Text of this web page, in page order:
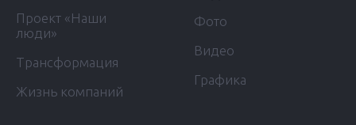
Проект «Наши
люди»
Трансформация
Жизнь компаний
Фото
Видео
Графика